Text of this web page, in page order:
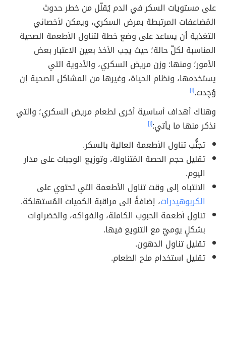
على مستويات السكر في الدم يُقلّل من خطر حدوث
المُضاعفات المرتبطة بمرض السكري، ويمكن لأخصائي
التغذية أن يساعد على وضع خطة لتناول الأطعمة الصحية
المناسبة لكلّ حالة؛ حيث يجب الأخذ بعين الاعتبار بعض
الأمور؛ ومنها: وزن مريض السكري، والأدوية التي
يستخدمها، ونظام الحياة، وغيرها من المشاكل الصحية إن
وُجِدت.[١]
وهناك أهداف أساسية أخرى لطعام مريض السكري؛ والتي
نذكر منها ما يأتي:[١]
تجنُّب تناول الأطعمة العالية بالسكر.
تقليل حجم الحصة المُتناولة، وتوزيع الوجبات على مدار
اليوم.
الانتباه إلى وقت تناول الأطعمة التي تحتوي على
الكربوهيدرات، إضافةً إلى مراقبة الكميات المُستهلكة.
تناول أطعمة الحبوب الكاملة، والفواكه، والخضراوات
بشكلٍ يوميّ مع التنويع فيها.
تقليل تناول الدهون.
تقليل استخدام ملح الطعام.